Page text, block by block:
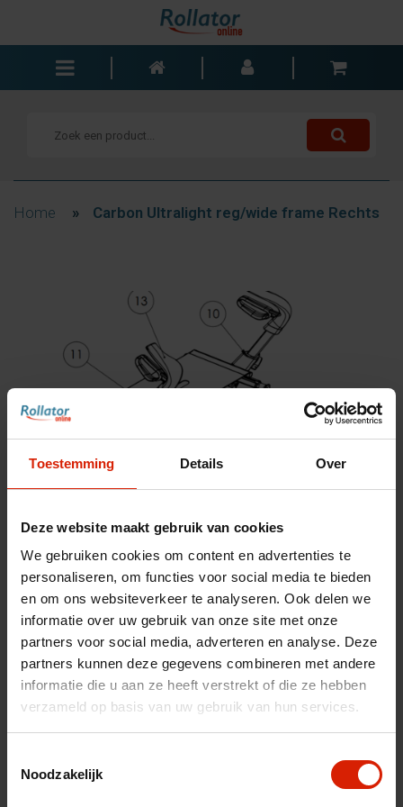
Toestemming Details Over
Deze website maakt gebruik van cookies
We gebruiken cookies om content en advertenties te
personaliseren, om functies voor social media te bieden
en om ons websiteverkeer te analyseren. Ook delen we
informatie over uw gebruik van onze site met onze
partners voor social media, adverteren en analyse. Deze
partners kunnen deze gegevens combineren met andere
informatie die u aan ze heeft verstrekt of die ze hebben
verzameld op basis van uw gebruik van hun services.
Noodzakelijk
Rolstoelen
Contact
nl
fr
Home » Carbon Ultralight reg/wide frame Rechts
Carbon Ultralight reg/wide
frame Rechts